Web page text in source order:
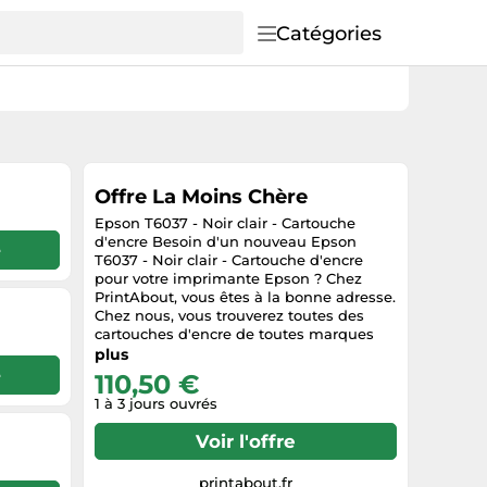
Catégories
Offre La Moins Chère
Epson T6037 - Noir clair - Cartouche
d'encre Besoin d'un nouveau Epson
T6037 - Noir clair - Cartouche d'encre
pour votre imprimante Epson ? Chez
PrintAbout, vous êtes à la bonne adresse.
Chez nous, vous trouverez toutes des
cartouches d'encre de toutes marques
aux meilleurs prix. En savoir plus sur
d'encre ? Dans ce cas, lisez la suite ! Tout
ce qu'il faut savoir sur les Epson T6037 -
Noir clair - Cartouche d'encre Cette
Epson T6037 - Noir clair - Cartouche
d'encre fait partie de la série T603 de
Epson et contient la couleur : noir clair.
plus
110,50 €
1 à 3 jours ouvrés
Voir l'offre
printabout.fr